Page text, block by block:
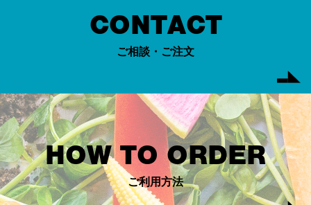
CONTACT
ご相談・ご注文
HOW TO ORDER
ご利用方法